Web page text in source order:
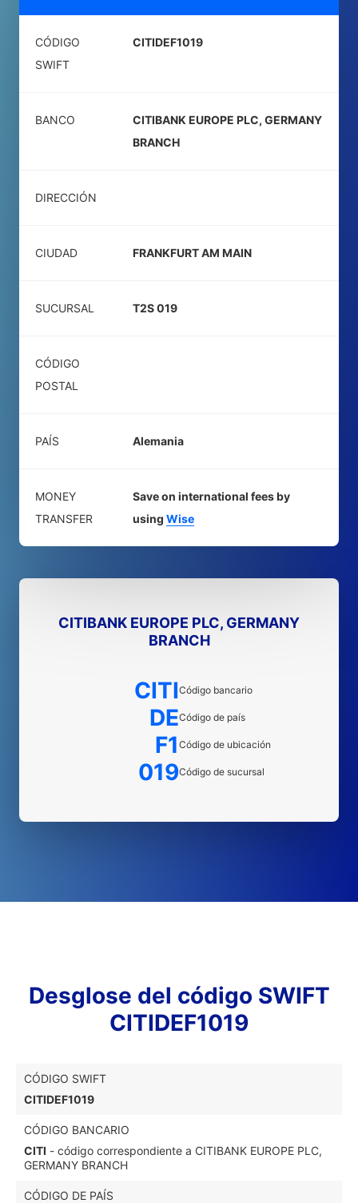
CÓDIGO
SWIFT
CITIDEF1019
BANCO
CITIBANK EUROPE PLC, GERMANY
BRANCH
DIRECCIÓN
CIUDAD FRANKFURT AM MAIN
SUCURSAL T2S 019
CÓDIGO
POSTAL
PAÍS Alemania
MONEY
TRANSFER
Save on international fees by
using Wise
CITIBANK EUROPE PLC, GERMANY
BRANCH
CITICódigo bancario
DECódigo de país
F1 Código de ubicación
019Código de sucursal
Desglose del código SWIFT
CITIDEF1019
CÓDIGO SWIFT
CITIDEF1019
CÓDIGO BANCARIO
CITI - código correspondiente a CITIBANK EUROPE PLC,
GERMANY BRANCH
CÓDIGO DE PAÍS